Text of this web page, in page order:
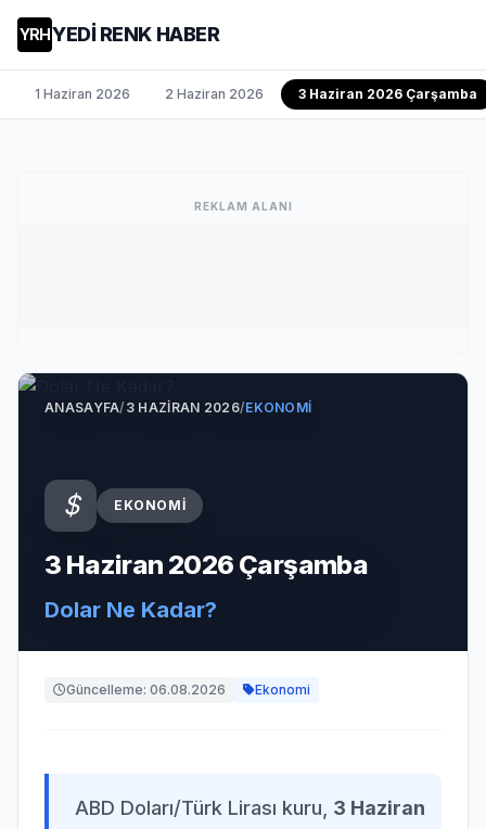
YRHYEDİ RENK HABER
1 Haziran 2026 2 Haziran 2026 3 Haziran 2026 Çarşamba
REKLAM ALANI
ANASAYFA/3 HAZIRAN 2026/EKONOMI
EKONOMI
3 Haziran 2026 Çarşamba
Dolar Ne Kadar?
Güncelleme: 06.08.2026 Ekonomi
ABD Doları/Türk Lirası kuru, 3 Haziran